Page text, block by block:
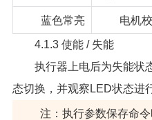
蓝色常亮 电机
4.1.3 使能 / 失能
执行器上电后为失能状
态切换，并观察LED状态进
注：执行参数保存命